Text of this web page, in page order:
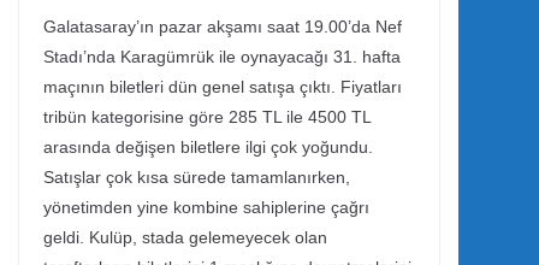
Galatasaray’ın pazar akşamı saat 19.00’da Nef
Stadı’nda Karagümrük ile oynayacağı 31. hafta
maçının biletleri dün genel satışa çıktı. Fiyatları
tribün kategorisine göre 285 TL ile 4500 TL
arasında değişen biletlere ilgi çok yoğundu.
Satışlar çok kısa sürede tamamlanırken,
yönetimden yine kombine sahiplerine çağrı
geldi. Kulüp, stada gelemeyecek olan